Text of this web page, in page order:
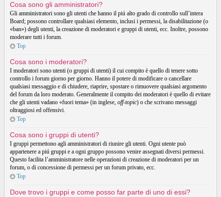
Cosa sono gli amministratori?
Gli amministratori sono gli utenti che hanno il piú alto grado di controllo sull’intera
Board; possono controllare qualsiasi elemento, inclusi i permessi, la disabilitazione (o
«ban») degli utenti, la creazione di moderatori e gruppi di utenti, ecc. Inoltre, possono
moderare tutti i forum.
Top
Cosa sono i moderatori?
I moderatori sono utenti (o gruppi di utenti) il cui compito è quello di tenere sotto
controllo i forum giorno per giorno. Hanno il potere di modificare o cancellare
qualsiasi messaggio e di chiudere, riaprire, spostare o rimuovere qualsiasi argomento
del forum da loro moderato. Generalmente il compito dei moderatori è quello di evitare
che gli utenti vadano «fuori tema» (in inglese, off-topic) o che scrivano messaggi
oltraggiosi ed offensivi.
Top
Cosa sono i gruppi di utenti?
I gruppi permettono agli amministratori di riunire gli utenti. Ogni utente può
appartenere a piú gruppi e a ogni gruppo possono venire assegnati diversi permessi.
Questo facilita l’amministratore nelle operazioni di creazione di moderatori per un
forum, o di concessione di permessi per un forum privato, ecc.
Top
Dove trovo i gruppi e come posso far parte di uno di essi?